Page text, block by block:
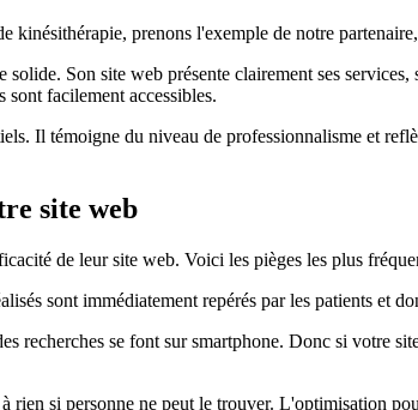
kinésithérapie, prenons l'exemple de notre partenaire,
Son site web présente clairement ses
sont facilement accessibles.
Il témoigne du niveau de professionnalisme et
site web
de leur site web. Voici les pièges les plus
sont immédiatement repérés par les patients et
recherches se font sur smartphone. Donc si votre
rien si personne ne peut le trouver. L'optimisation